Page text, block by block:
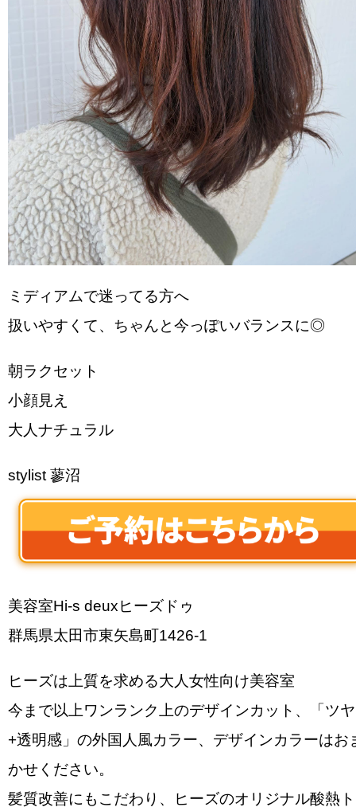
ミディアムで迷ってる方へ
扱いやすくて、ちゃんと今っぽいバランスに◎
朝ラクセット
小顔見え
大人ナチュラル
stylist 蓼沼
美容室Hi-s deuxヒーズドゥ
群馬県太田市東矢島町1426-1
ヒーズは上質を求める大人女性向け美容室
今まで以上ワンランク上のデザインカット、「ツヤ
+透明感」の外国人風カラー、デザインカラーはお
かせください。
髪質改善にもこだわり、ヒーズのオリジナル酸熱